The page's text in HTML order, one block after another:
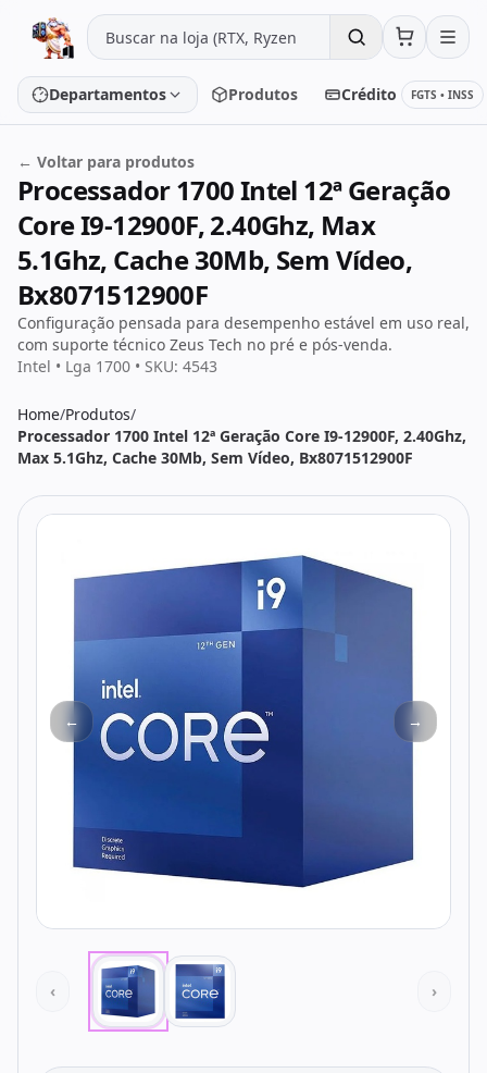
Pular para o conteúdo
Departamentos
Placa de vídeo Processador
Placa-mãe Memória
SSD/HD
Monitores Fontes
Todos os produtos Seleções
Produtos Crédito FGTS • INSS
← Voltar para produtos
Processador 1700 Intel 12ª Geração
Core I9-12900F, 2.40Ghz, Max
5.1Ghz, Cache 30Mb, Sem Vídeo,
Bx8071512900F
Configuração pensada para desempenho estável em uso real,
com suporte técnico Zeus Tech no pré e pós-venda.
Intel • Lga 1700 • SKU: 4543
Home/Produtos/
Processador 1700 Intel 12ª Geração Core I9-12900F, 2.40Ghz,
Max 5.1Ghz, Cache 30Mb, Sem Vídeo, Bx8071512900F
← →
‹ ›